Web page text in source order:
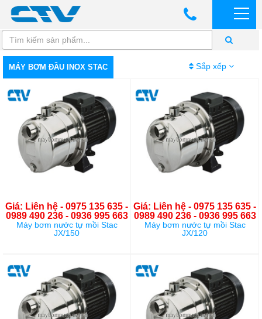
MÁY BƠM ĐẦU INOX STAC Sắp xếp
Giá: Liên hệ - 0975 135 635 -
0989 490 236 - 0936 995 663
Máy bơm nước tự mồi Stac
JX/150
Giá: Liên hệ - 0975 135 635 -
0989 490 236 - 0936 995 663
Máy bơm nước tự mồi Stac
JX/120